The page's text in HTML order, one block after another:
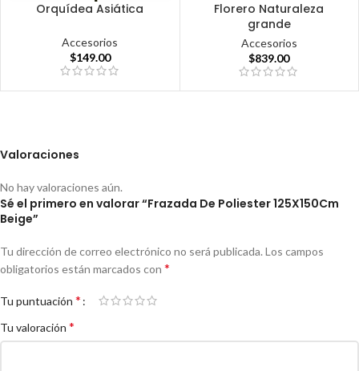
Orquídea Asiática
Accesorios
$149.00
Florero Naturaleza
grande
Accesorios
$839.00
Valoraciones
No hay valoraciones aún.
Sé el primero en valorar “Frazada De Poliester 125X150Cm
Beige”
Tu dirección de correo electrónico no será publicada. Los campos
obligatorios están marcados con *
Tu puntuación *
Tu valoración *